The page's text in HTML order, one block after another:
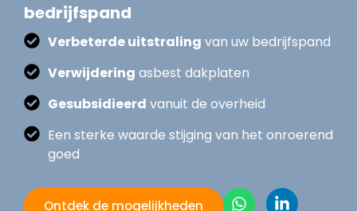
bedrijfspand
Verbeterde uitstraling van uw bedrijfspand
Verwijdering asbest dakplaten
Gesubsidieerd vanuit de overheid
Een sterke waarde stijging van het onroerend
goed
Ontdek de mogelijkheden